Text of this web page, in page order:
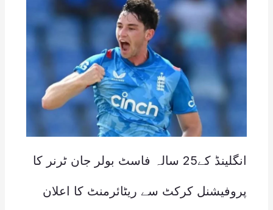
انگلینڈ کے25 سالہ فاسٹ بولر جان ٹرنر کا
پروفیشنل کرکٹ سے ریٹائرمنٹ کا اعلان